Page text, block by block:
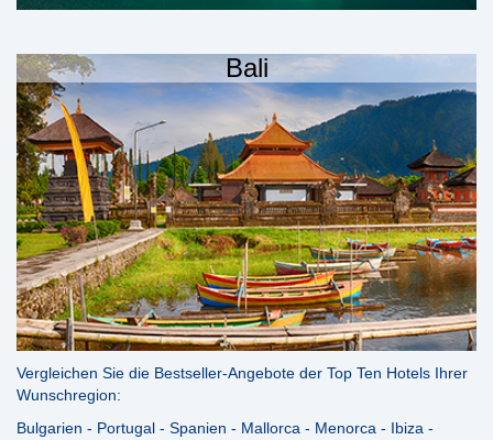
Bali
Vergleichen Sie die Bestseller-Angebote der Top Ten Hotels Ihrer
Wunschregion:
Bulgarien - Portugal - Spanien - Mallorca - Menorca - Ibiza -